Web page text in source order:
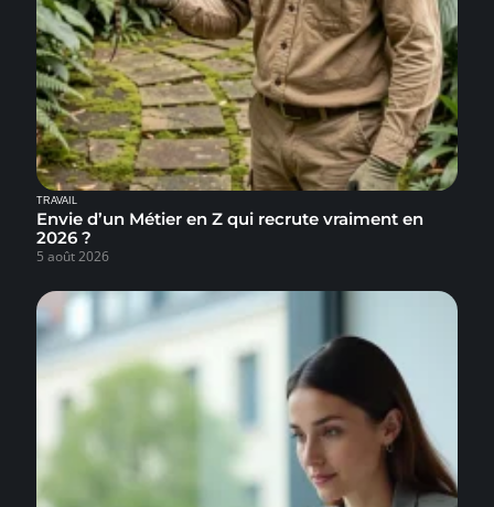
TRAVAIL
Envie d’un Métier en Z qui recrute vraiment en
2026 ?
5 août 2026